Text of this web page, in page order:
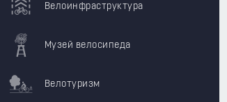
Велоинфраструктура
Музей велосипеда
Велотуризм